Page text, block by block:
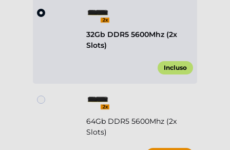
32Gb DDR5 5600Mhz (2x
Slots)
Incluso
64Gb DDR5 5600Mhz (2x
Slots)